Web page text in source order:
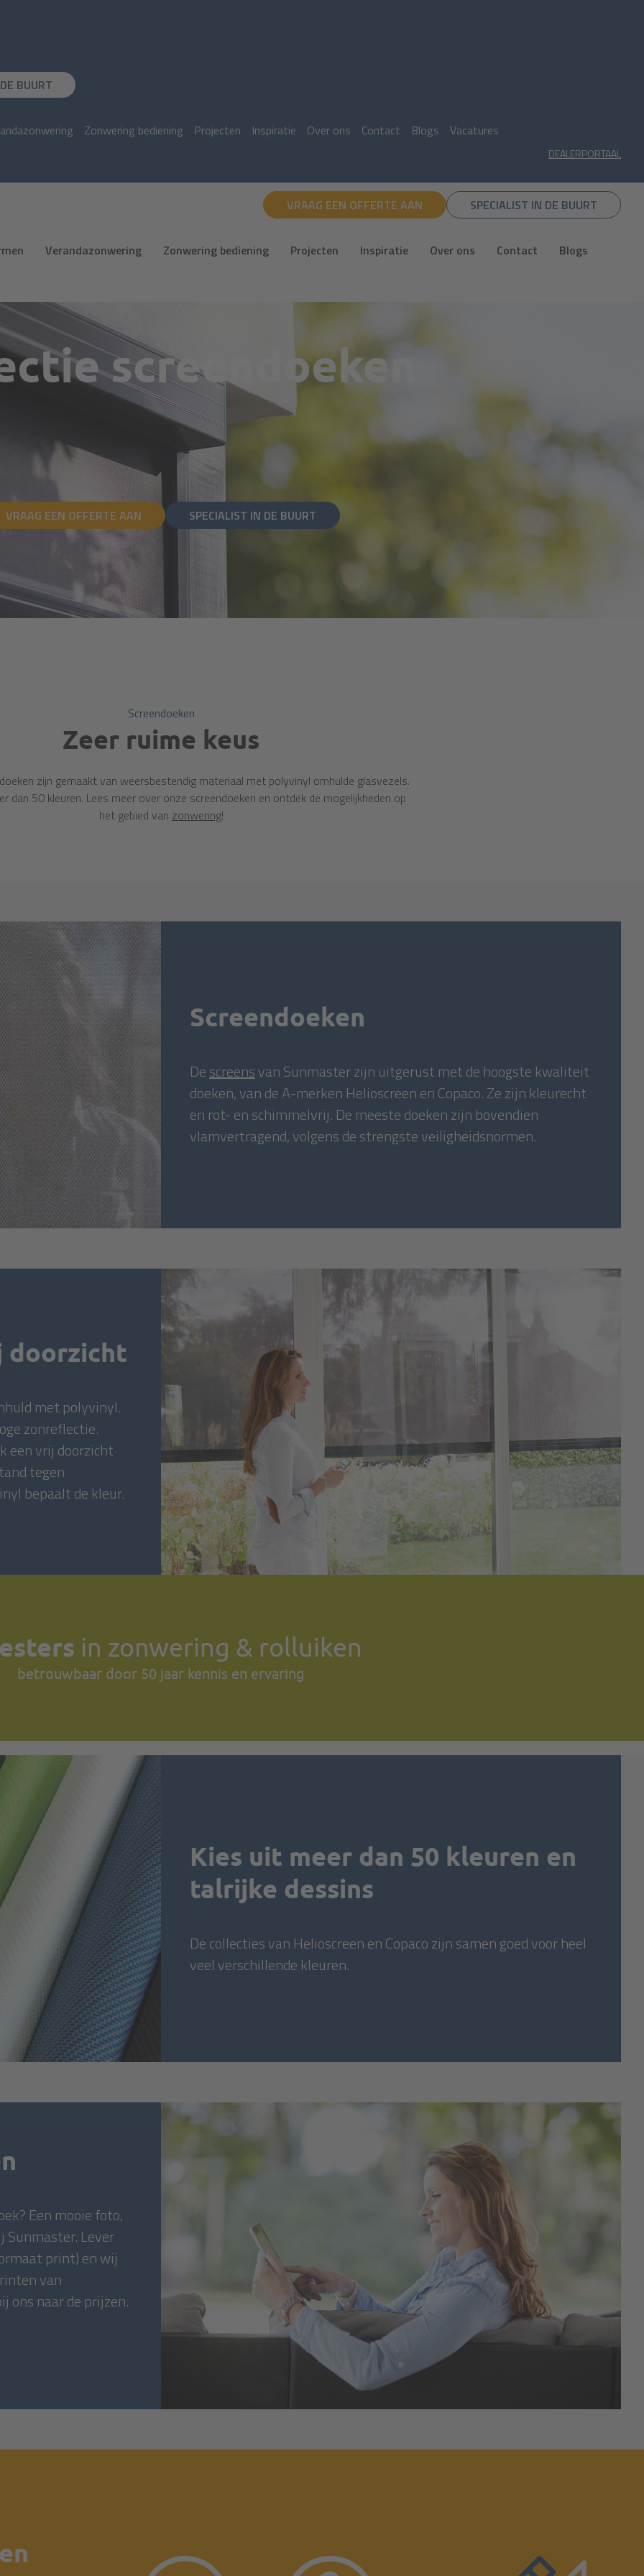
BUURT
Zonwering bediening Projecten Inspiratie Over ons Contact Blogs Vacatures
DEALERPORTAAL
VRAAG EEN OFFERTE AAN SPECIALIST IN DE BUURT
Verandazonwering Zonwering bediening Projecten Inspiratie Over ons Contact Blogs
screendoeken
VRAAG EEN OFFERTE AAN SPECIALIST IN DE BUURT
Screendoeken
Zeer ruime keus
zijn gemaakt van weersbestendig materiaal met polyvinyl omhulde glasvezels.
dan 50 kleuren. Lees meer over onze screendoeken en ontdek de mogelijkheden op
het gebied van zonwering!
Screendoeken
Descreensvan Sunmaster zijn uitgerust met de hoogste kwaliteit
doeken, van de A-merken Helioscreen en Copaco. Ze zijn kleurecht
en rot- en schimmelvrij. De meeste doeken zijn bovendien
vlamvertragend, volgens de strengste veiligheidsnormen.
doorzicht
met polyvinyl.
zonreflectie.
een vrij doorzicht
tegen
bepaalt de kleur.
in zonwering & rolluiken
betrouwbaar door 50 jaar kennis en ervaring
Kies uit meer dan 50 kleuren en
talrijke dessins
De collecties van Helioscreen en Copaco zijn samen goed voor heel
veel verschillende kleuren.
Een mooie foto,
Sunmaster. Lever
print) en wij
van
ons naar de prijzen.